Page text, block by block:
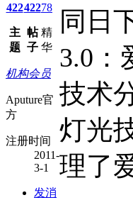
422
主
题
422
帖
子
78
精
华
机构会员
Aputure官
方
注册时间
2011-
3-1
发消
同日
3.0：
技术
灯光
理了